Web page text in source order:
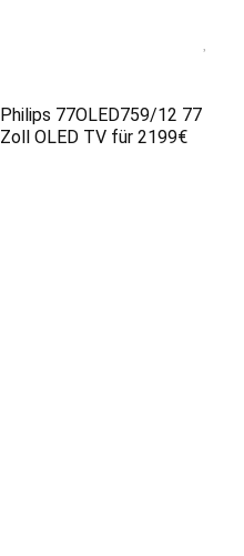
Philips 77OLED759/12 77
Zoll OLED TV für 2199€